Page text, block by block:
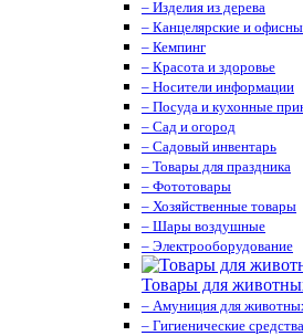
– Изделия из дерева
– Канцелярские и
– Кемпинг
– Красота и здоровье
– Носители информации
– Посуда и кухонные
– Сад и огород
– Садовый инвентарь
– Товары для праздника
– Фототовары
– Хозяйственные товары
– Шары воздушные
– Электрооборудование
Товары для
– Амуниция для
– Гигиенические средства